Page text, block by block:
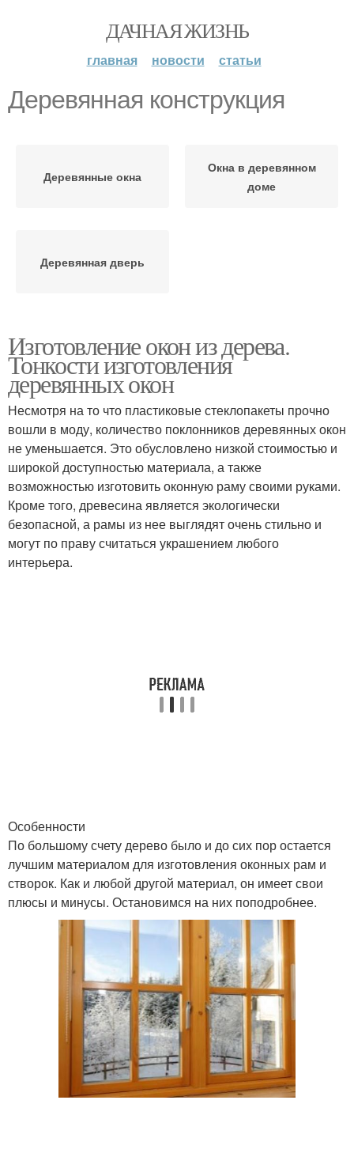
ДАЧНАЯ ЖИЗНЬ
главная новости статьи
Деревянная конструкция
Деревянные окна
Окна в деревянном
доме
Деревянная дверь
Изготовление окон из дерева.
Тонкости изготовления
деревянных окон
Несмотря на то что пластиковые стеклопакеты прочно
вошли в моду, количество поклонников деревянных окон
не уменьшается. Это обусловлено низкой стоимостью и
широкой доступностью материала, а также
возможностью изготовить оконную раму своими руками.
Кроме того, древесина является экологически
безопасной, а рамы из нее выглядят очень стильно и
могут по праву считаться украшением любого
интерьера.
Особенности
По большому счету дерево было и до сих пор остается
лучшим материалом для изготовления оконных рам и
створок. Как и любой другой материал, он имеет свои
плюсы и минусы. Остановимся на них поподробнее.